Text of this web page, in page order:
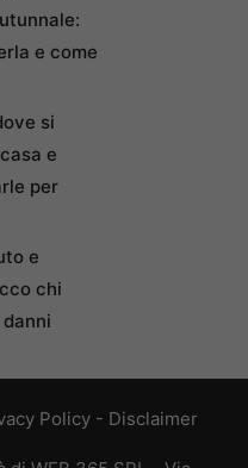
e come
si
e
per
e
chi
Policy - Disclaimer